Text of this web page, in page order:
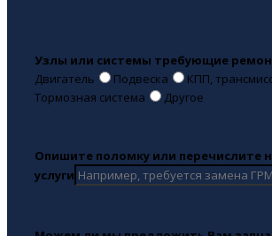
Узлы или системы требующие
Двигатель
Подвеска
КПП,
Тормозная система
Другое
Опишите поломку или перечислите
услуги